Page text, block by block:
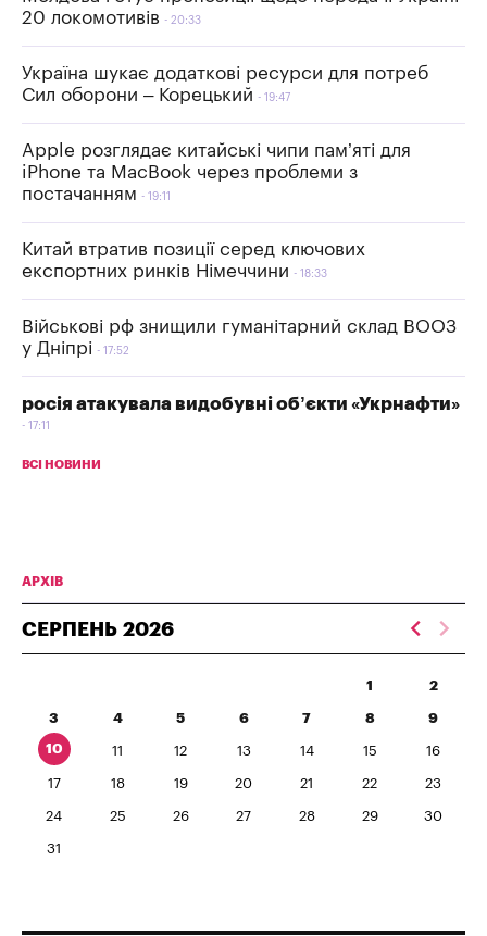
20 локомотивів
20:33
Україна шукає додаткові ресурси для потреб
Сил оборони – Корецький
19:47
Apple розглядає китайські чипи пам’яті для
iPhone та MacBook через проблеми з
постачанням
19:11
Китай втратив позиції серед ключових
експортних ринків Німеччини
18:33
Військові рф знищили гуманітарний склад ВООЗ
у Дніпрі
17:52
росія атакувала видобувні об’єкти «Укрнафти»
17:11
ВСІ НОВИНИ
АРХІВ
СЕРПЕНЬ 2026
1 2
3 4 5 6 7 8 9
10 11 12 13 14 15 16
17 18 19 20 21 22 23
24 25 26 27 28 29 30
31